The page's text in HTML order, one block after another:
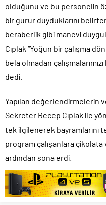
olduğunu ve bu personelin
bir gurur duyduklarını
beraberlik gibi manevi
Cıplak “Yoğun bir çalışma
bela olmadan
dedi.
Yapılan değerlendirmelerin
Sekreter Recep Cıplak ile
tek ilgilenerek bayramlarını
program çalışanlara
ardından sona erdi.